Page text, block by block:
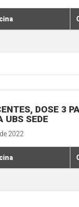
DOSE 3
UBS SEDE
2022